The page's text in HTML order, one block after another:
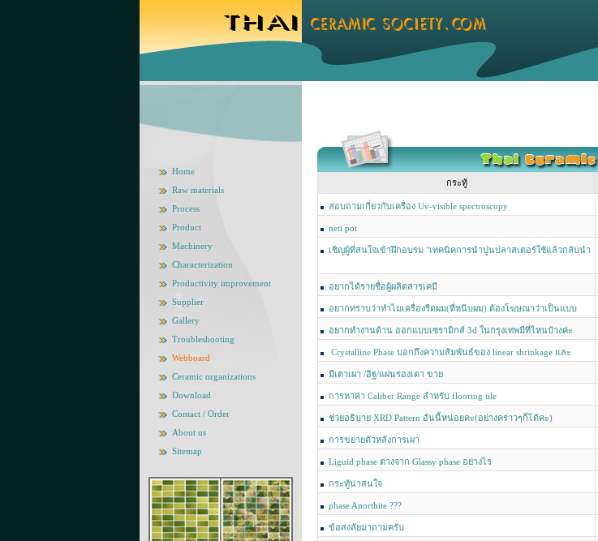
Home
Raw materials
Process
Product
Machinery
Characterization
Productivity improvement
Supplier
Gallery
Troubleshooting
Webboard
Ceramic organizations
Download
Contact / Order
About us
Sitemap
กระทู้
สอบถามเกี่ยวกับเครื่อง Uv-visible spectroscopy
neti pot
เชิญผู้ที่สนใจเข้าฝึกอบรม "เทคนิคการนำปูนปลาสเตอร์ใช้แล้วกลับนำ
อยากได้รายชื่อผู้ผลิตสารเคมี
อยากทราบว่าทำไมเครื่องรีดผม(ที่หนีบผม) ต้องโฆษณาว่าเป็นแบบ
เคลือบเซรามิกส์ด้วย มันดียังไงคะ?
อยากทำงานด้าน ออกแบบเซรามิกส์ 3d ในกรุงเทพมีที่ไหนบ้างค่ะ
Crystalline Phase บอกถึงความสัมพันธ์ของ linear shrinkage และ
water absorption ได้อย่างไร
มีเตาเผา /อิฐ/แผ่นรองเตา ขาย
การหาค่า Caliber Range สำหรับ flooring tile
ช่วยอธิบาย XRD Pattern อันนี้หน่อยคะ(อย่างคร่าวๆก็ได้คะ)
การขยายตัวหลังการเผา
Liguid phase ต่างจาก Glassy phase อย่างไร
กระทู้น่าสนใจ
phase Anorthite ???
ข้อสงสัยมาถามครับ